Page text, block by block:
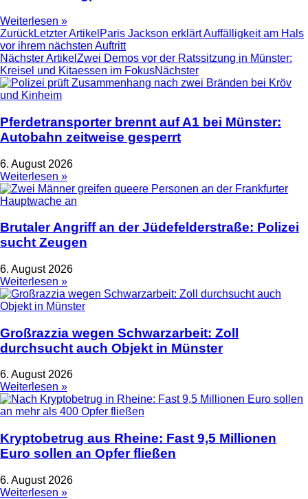
Weiterlesen »
ZurückLetzter Artikel Paris Jackson erklärt Auffälligkeit am Hals
vor ihrem nächsten Auftritt
Nächster Artikel Zwei Demos vor der Ratssitzung in Münster:
Kreisel und Kitaessen im FokusNächster
Pferdetransporter brennt auf A1 bei Münster:
Autobahn zeitweise gesperrt
6. August 2026
Weiterlesen »
Brutaler Angriff an der Jüdefelderstraße: Polizei
sucht Zeugen
6. August 2026
Weiterlesen »
Großrazzia wegen Schwarzarbeit: Zoll
durchsucht auch Objekt in Münster
6. August 2026
Weiterlesen »
Kryptobetrug aus Rheine: Fast 9,5 Millionen
Euro sollen an Opfer fließen
6. August 2026
Weiterlesen »